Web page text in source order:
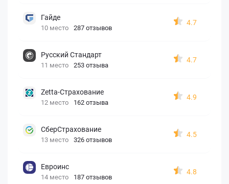
Гайде
10 место 287 отзывов
4.7
Русский Стандарт
11 место 253 отзыва
4.7
Zetta-Страхование
12 место 162 отзыва
4.9
СберСтрахование
13 место 326 отзывов
4.5
Евроинс
14 место 187 отзывов
4.8